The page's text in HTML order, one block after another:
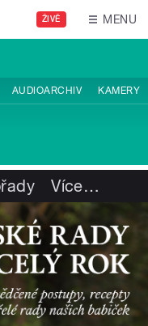
ŽIVĚ MENU
AUDIOARCHIV KAMERY
Více…